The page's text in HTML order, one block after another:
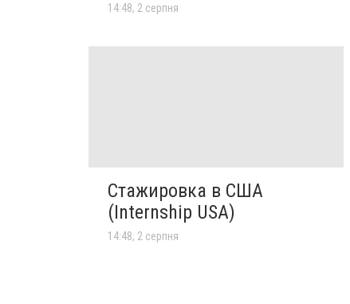
14:48, 2 серпня
Стажировка в США
(Internship USA)
14:48, 2 серпня